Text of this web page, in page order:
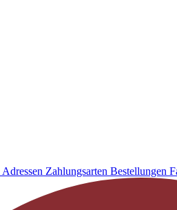
Adressen Zahlungsarten Bestellungen